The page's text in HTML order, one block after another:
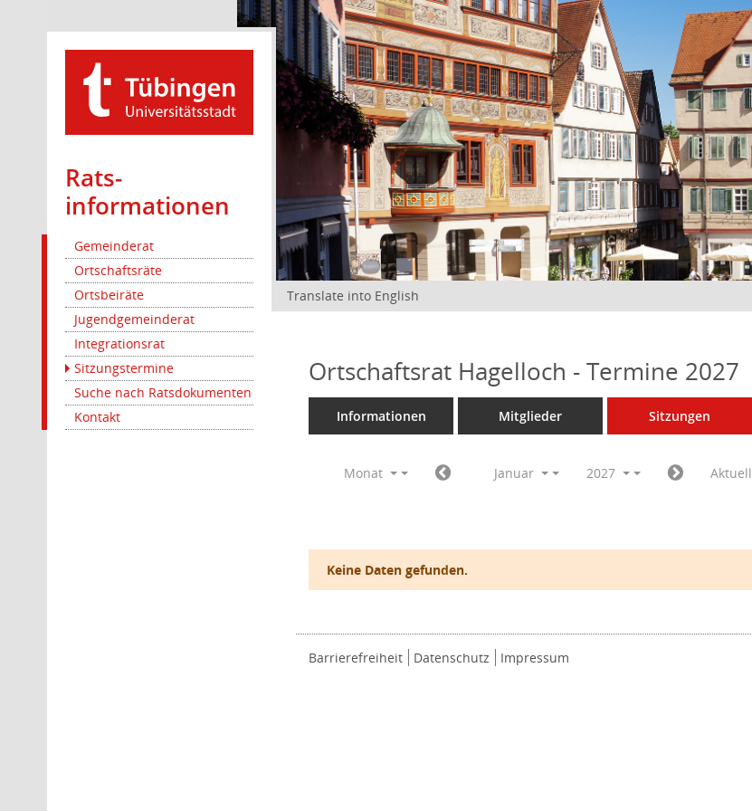
Rats­
informationen
Gemeinderat
Ortschaftsräte
Ortsbeiräte
Jugendgemeinderat
Integrationsrat
Sitzungstermine
Suche nach Ratsdokumenten
Kontakt
Translate into English
Ortschaftsrat Hagelloch - Termine 2027
Informationen Mitglieder Sitzungen
Monat Januar 2027 Aktuell
Keine Daten gefunden.
Barrierefreiheit Datenschutz Impressum